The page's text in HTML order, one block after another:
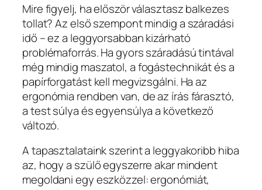
Mire figyelj, ha először választasz balkezes
tollat? Az első szempont mindig a száradási
idő – ez a leggyorsabban kizárható
problémaforrás. Ha gyors száradású tintával
még mindig maszatol, a fogástechnikát és a
papírforgatást kell megvizsgálni. Ha az
ergonómia rendben van, de az írás fárasztó,
a test súlya és egyensúlya a következő
változó.
A tapasztalataink szerint a leggyakoribb hiba
az, hogy a szülő egyszerre akar mindent
megoldani egy eszközzel: ergonómiát,